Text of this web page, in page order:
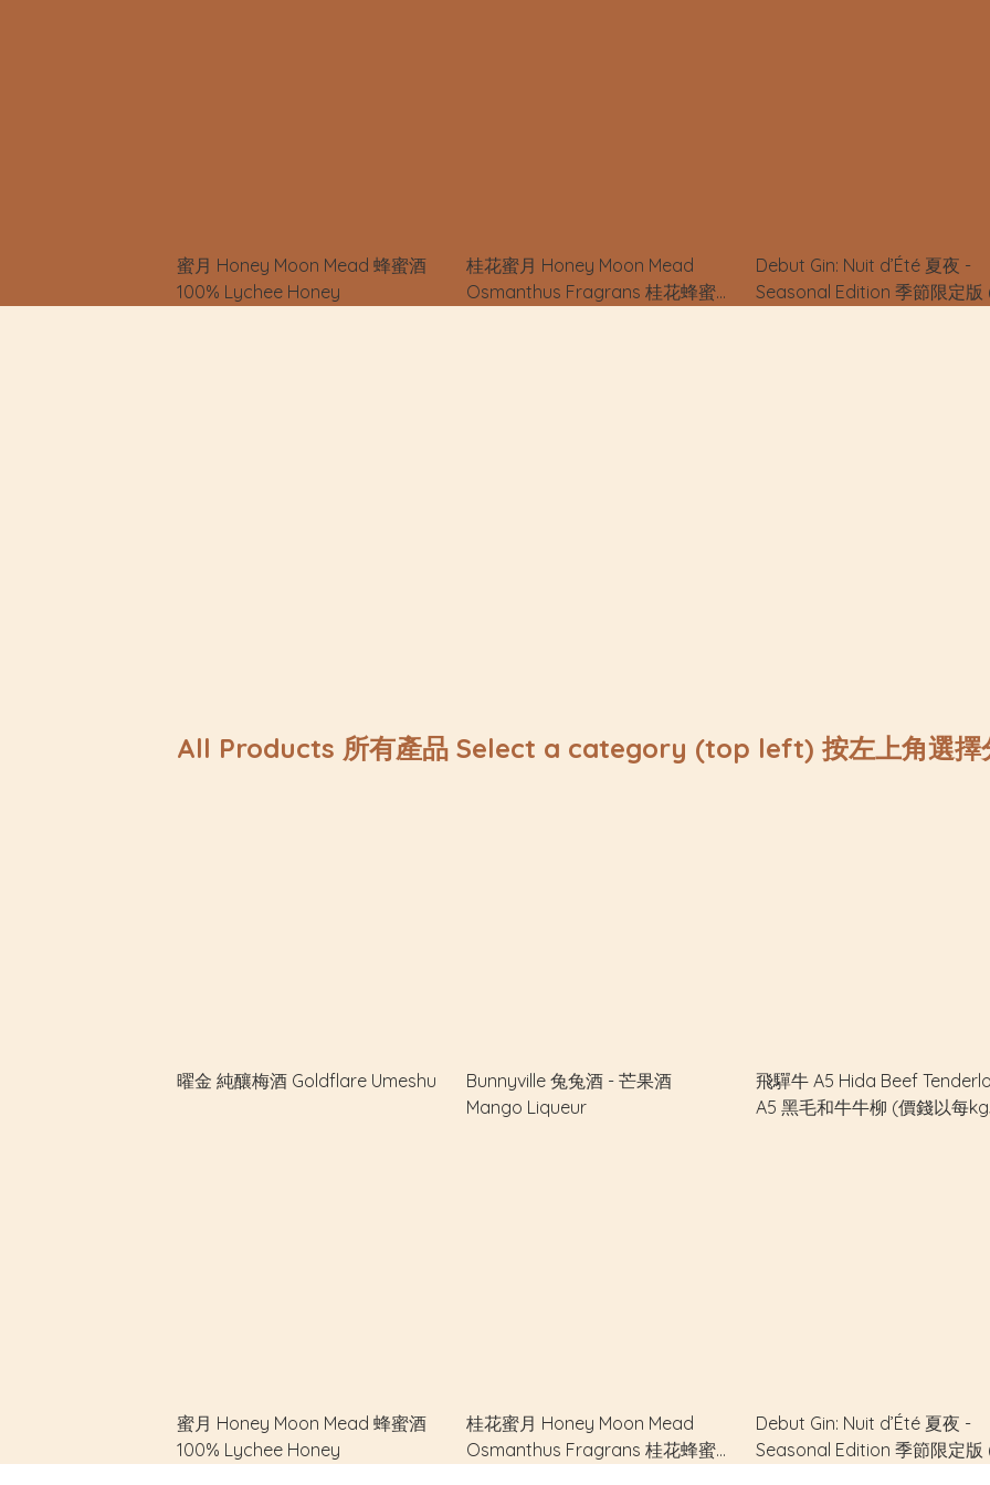
蜜月 Honey Moon Mead 蜂蜜酒
100% Lychee Honey
桂花蜜月 Honey Moon Mead
Osmanthus Fragrans 桂花蜂蜜
Debut Gin: Nuit d’Été 夏夜 -
Seasonal Edition 季節限定版
All Products 所有產品 Select a category (top left) 按左上角選擇
曜金 純釀梅酒 Goldflare Umeshu
Bunnyville 兔兔酒 - 芒果酒
Mango Liqueur
飛驒牛 A5 Hida Beef
A5 黑毛和牛牛柳 (價錢以每
蜜月 Honey Moon Mead 蜂蜜酒
100% Lychee Honey
桂花蜜月 Honey Moon Mead
Osmanthus Fragrans 桂花蜂蜜
Debut Gin: Nuit d’Été 夏夜 -
Seasonal Edition 季節限定版